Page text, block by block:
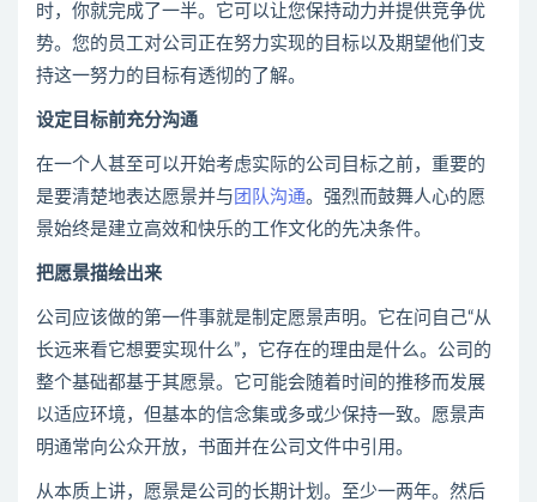
时，你就完成了一半。它可以让您保持动力并提供竞争优
势。您的员工对公司正在努力实现的目标以及期望他们支
持这一努力的目标有透彻的了解。
设定目标前充分沟通
在一个人甚至可以开始考虑实际的公司目标之前，重要的
是要清楚地表达愿景并与 团队沟通。强烈而鼓舞人心的愿
景始终是建立高效和快乐的工作文化的先决条件。
把愿景描绘出来
公司应该做的第一件事就是制定愿景声明。它在问自己“从
长远来看它想要实现什么”，它存在的理由是什么。公司的
整个基础都基于其愿景。它可能会随着时间的推移而发展
以适应环境，但基本的信念集或多或少保持一致。愿景声
明通常向公众开放，书面并在公司文件中引用。
从本质上讲，愿景是公司的长期计划。至少一两年。然后